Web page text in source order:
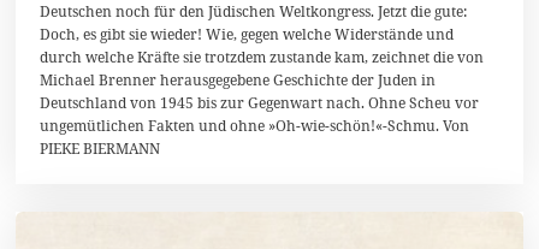
0
1
4
Deutschen noch für den Jüdischen Weltkongress. Jetzt die gute:
Doch, es gibt sie wieder! Wie, gegen welche Widerstände und
durch welche Kräfte sie trotzdem zustande kam, zeichnet die von
Michael Brenner herausgegebene Geschichte der Juden in
Deutschland von 1945 bis zur Gegenwart nach. Ohne Scheu vor
ungemütlichen Fakten und ohne »Oh-wie-schön!«-Schmu. Von
PIEKE BIERMANN